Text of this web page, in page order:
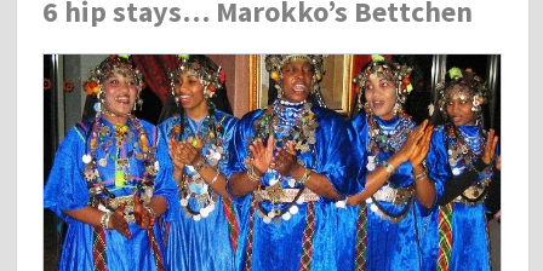
6 hip stays… Marokko’s Bettchen